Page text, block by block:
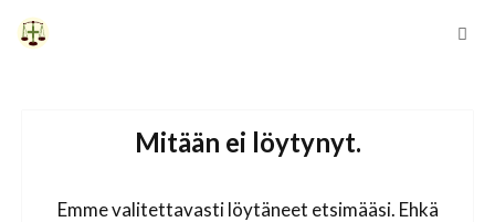
Siirry
sisältöön
Mitään ei löytynyt.
Emme valitettavasti löytäneet etsimääsi. Ehkä